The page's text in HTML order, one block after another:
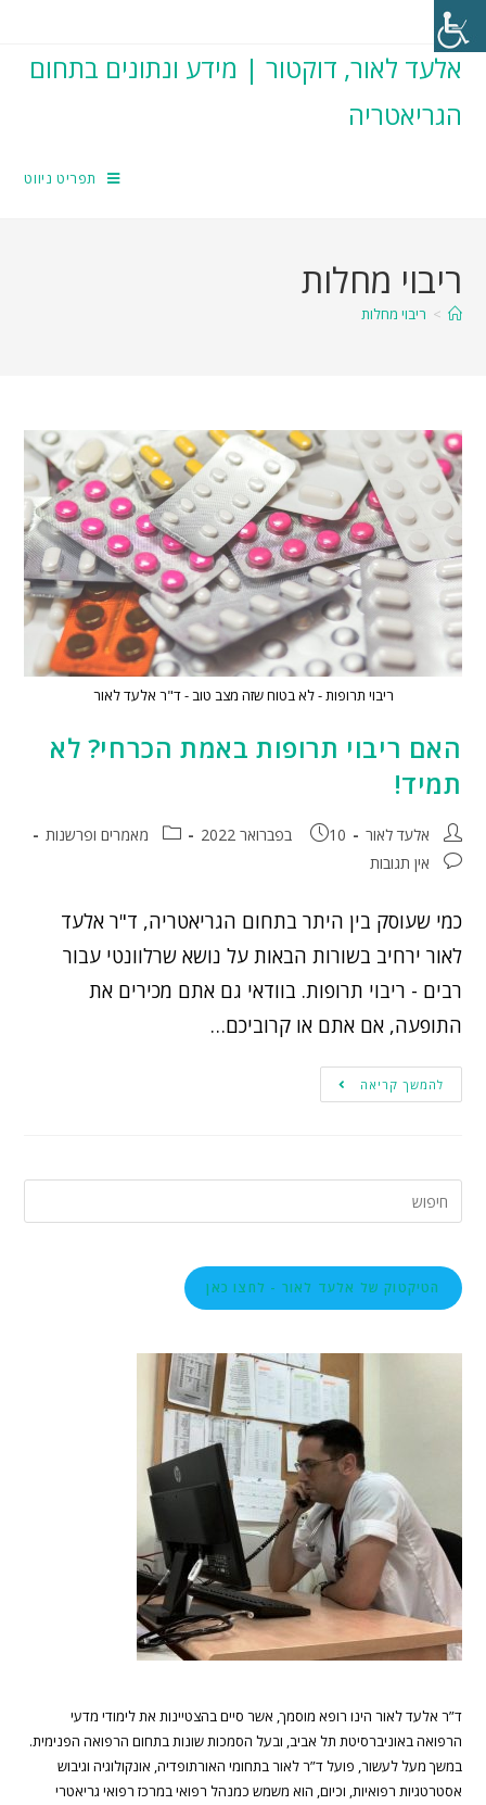
אלעד לאור, דוקטור | מידע ונתונים בתחום
הגריאטריה
תפריט ניווט
ריבוי מחלות
> ריבוי מחלות
ריבוי תרופות - לא בטוח שזה מצב טוב - ד"ר אלעד לאור
האם ריבוי תרופות באמת הכרחי? לא
תמיד!
אלעד לאור 10 בפברואר 2022
מאמרים ופרשנות
אין תגובות
כמי שעוסק בין היתר בתחום הגריאטריה, ד"ר אלעד
לאור ירחיב בשורות הבאות על נושא שרלוונטי עבור
רבים - ריבוי תרופות. בוודאי גם אתם מכירים את
התופעה, אם אתם או קרוביכם…
להמשך קריאה
הטיקטוק של אלעד לאור - לחצו כאן
ד”ר אלעד לאור הינו רופא מוסמך, אשר סיים בהצטיינות את לימודי מדעי
הרפואה באוניברסיטת תל אביב, ובעל הסמכות שונות בתחום הרפואה הפנימית.
במשך מעל לעשור, פועל ד”ר לאור בתחומי האורתופדיה, אונקולוגיה וגיבוש
אסטרטגיות רפואיות, וכיום, הוא משמש כמנהל רפואי במרכז רפואי גריאטרי